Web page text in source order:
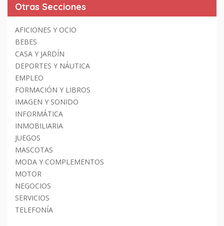
Otras Secciones
AFICIONES Y OCIO
BEBES
CASA Y JARDÍN
DEPORTES Y NÁUTICA
EMPLEO
FORMACIÓN Y LIBROS
IMAGEN Y SONIDO
INFORMÁTICA
INMOBILIARIA
JUEGOS
MASCOTAS
MODA Y COMPLEMENTOS
MOTOR
NEGOCIOS
SERVICIOS
TELEFONÍA